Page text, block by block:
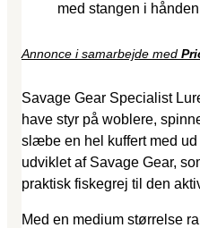
med stangen i hånden
Annonce i samarbejde med
Savage Gear Specialist
have styr på woblere,
slæbe en hel kuffert med ud
udviklet af Savage Gear,
praktisk fiskegrej til den
Med en medium størrelse